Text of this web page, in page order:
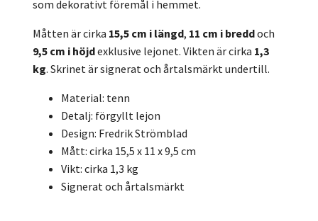
som dekorativt föremål i hemmet.
Måtten är cirka 15,5 cm i längd, 11 cm i breddoch
9,5 cm i höjdexklusive lejonet. Vikten är cirka 1,3
kg. Skrinet är signerat och årtalsmärkt undertill.
Material: tenn
Detalj: förgyllt lejon
Design: Fredrik Strömblad
Mått: cirka 15,5 x 11 x 9,5 cm
Vikt: cirka 1,3 kg
Signerat och årtalsmärkt